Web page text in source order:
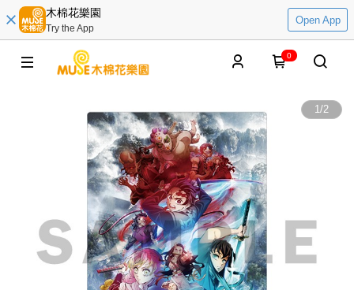
木棉花樂園
Try the App
Open App
0
1/2